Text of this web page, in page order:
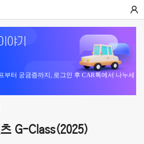
부터 궁금증까지, 로그인 후 CAR톡에서 나누세
G-Class(2025)